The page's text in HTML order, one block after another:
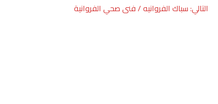
التالي:سباك الفروانيه / فنى صحي الفروانية